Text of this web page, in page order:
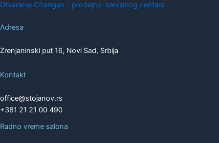
Otvaranje Changan – prodajno-servisnog centara
Adresa
Zrenjaninski put 16, Novi Sad, Srbija
Kontakt
office@stojanov.rs
+381 21 21 00 490
Radno vreme salona